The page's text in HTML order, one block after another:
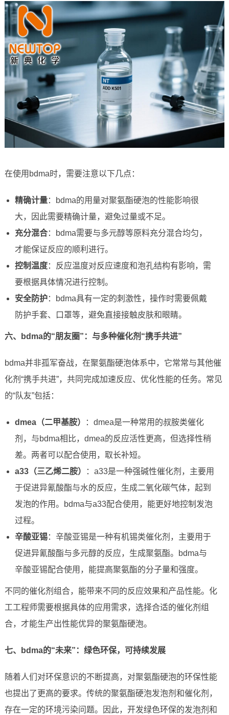
在使用bdma时，需要注意以下几点：
精确计量：bdma的用量对聚氨酯硬泡的性能影响很
大，因此需要精确计量，避免过量或不足。
充分混合：bdma需要与多元醇等原料充分混合均匀，
才能保证反应的顺利进行。
控制温度：反应温度对反应速度和泡孔结构有影响，需
要根据具体情况进行控制。
安全防护：bdma具有一定的刺激性，操作时需要佩戴
防护手套、口罩等，避免直接接触皮肤和眼睛。
六、bdma的“朋友圈”：与多种催化剂“携手共进”
bdma并非孤军奋战，在聚氨酯硬泡体系中，它常常与其他催
化剂“携手共进”，共同完成加速反应、优化性能的任务。常见
的“队友”包括：
dmea（二甲基胺）
：dmea是一种常用的叔胺类催化
剂，与bdma相比，dmea的反应活性更高，但选择性稍
差。两者可以配合使用，取长补短。
a33（三乙烯二胺）
：a33是一种强碱性催化剂，主要用
于促进异氰酸酯与水的反应，生成二氧化碳气体，起到
发泡的作用。bdma与a33配合使用，能更好地控制发泡
过程。
辛酸亚锡：辛酸亚锡是一种有机锡类催化剂，主要用于
促进异氰酸酯与多元醇的反应，生成聚氨酯。bdma与
辛酸亚锡配合使用，能提高聚氨酯的分子量和强度。
不同的催化剂组合，能带来不同的反应效果和产品性能。化
工工程师需要根据具体的应用需求，选择合适的催化剂组
合，才能生产出性能优异的聚氨酯硬泡。
七、bdma的“未来”：绿色环保，可持续发展
随着人们对环保意识的不断提高，对聚氨酯硬泡的环保性能
也提出了更高的要求。传统的聚氨酯硬泡发泡剂和催化剂，
存在一定的环境污染问题。因此，开发绿色环保的发泡剂和